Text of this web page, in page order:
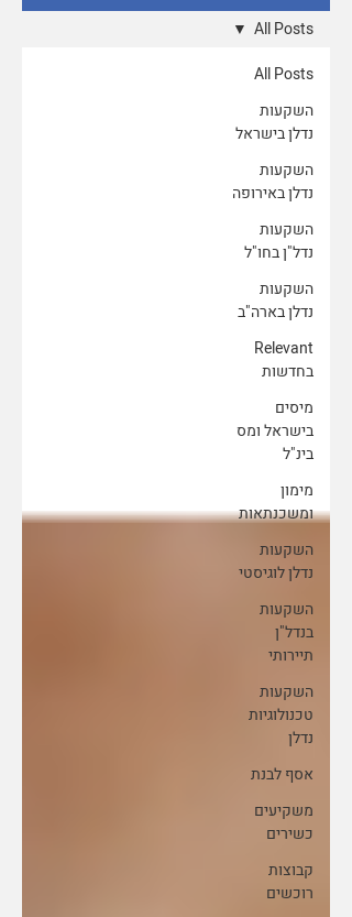
All Posts
השקעות
נדלן בישראל
השקעות
נדלן באירופה
השקעות
נדל"ן בחו"ל
השקעות
נדלן בארה"ב
Relevant
בחדשות
מיסים
בישראל ומס
בינ"ל
מימון
ומשכנתאות
השקעות
נדלן לוגיסטי
השקעות
בנדל"ן
תיירותי
השקעות
טכנולוגיות
נדלן
אסף לבנת
משקיעים
כשירים
קבוצות
רוכשים
All Posts